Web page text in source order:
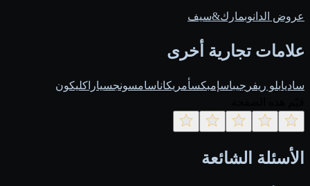
عروض الدانوبمارك&سيف
علامات تجارية أخرى
ساديابلو ريفر جيباسإمبكسأمريكاناسامسونجسيارا كليكون
الأسئلة الشائعة